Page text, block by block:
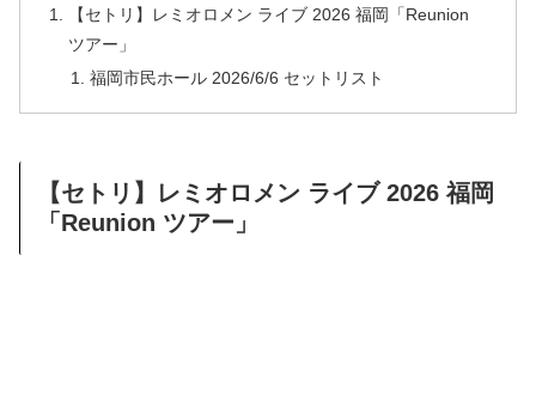
【セトリ】レミオロメン ライブ 2026 福岡「Reunion
ツアー」
福岡市民ホール 2026/6/6 セットリスト
【セトリ】レミオロメン ライブ 2026 福岡
「Reunion ツアー」